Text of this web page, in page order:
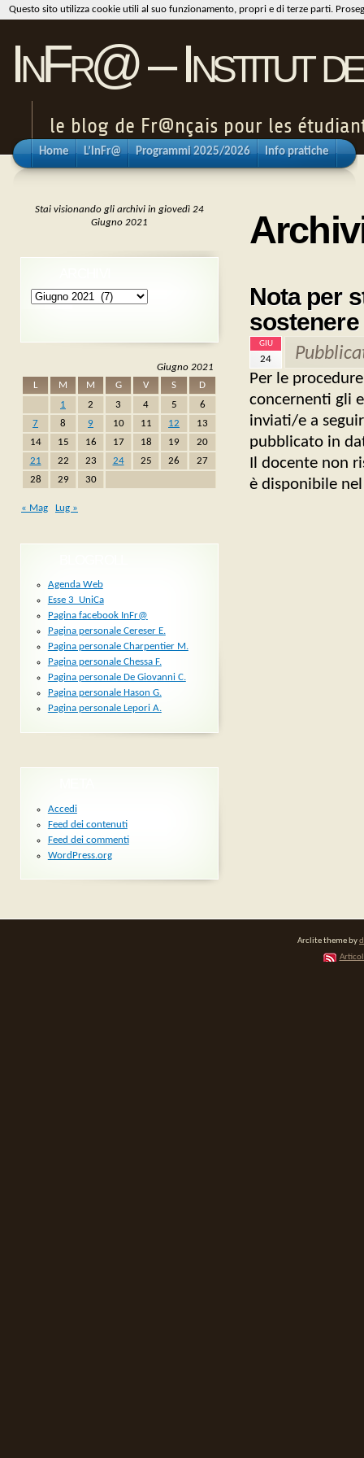
InFr@ – Institut
le blog de Fr@nçais pour les
Home L’InFr@ Programmi 2025/2026 Info pratiche
Nota per
sostenere
GIU
24
Per le
concernenti gli
inviati/e a
pubblicato in
Il docente non
è disponibile
Stai visionando gli archivi in giovedì 24
Giugno 2021
Archivi
Giugno 2021
L
M M G V S
D
1
2 3 4 5
6
7
8 9 10 11 12
13
14
15 16 17 18 19
20
21
22 23 24 25 26
27
28
29 30
« Mag Lug »
Agenda Web
Esse 3_UniCa
Pagina facebook InFr@
Pagina personale Cereser E.
Pagina personale Charpentier M.
Pagina personale Chessa F.
Pagina personale De Giovanni C.
Pagina personale Hason G.
Pagina personale Lepori A.
Accedi
Feed dei contenuti
Feed dei commenti
WordPress.org
Arclite theme by
Questo sito utilizza cookie utili al suo funzionamento, propri e di terze parti.